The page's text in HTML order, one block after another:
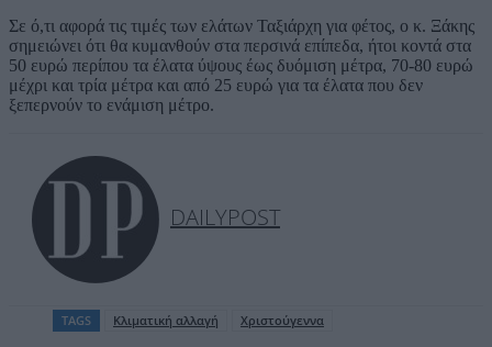
Σε ό,τι αφορά τις τιμές των ελάτων Ταξιάρχη για φέτος, ο κ. Ξάκης
σημειώνει ότι θα κυμανθούν στα περσινά επίπεδα, ήτοι κοντά στα
50 ευρώ περίπου τα έλατα ύψους έως δυόμιση μέτρα, 70-80 ευρώ
μέχρι και τρία μέτρα και από 25 ευρώ για τα έλατα που δεν
ξεπερνούν το ενάμιση μέτρο.
DAILYPOST
TAGS Κλιματική αλλαγή Χριστούγεννα